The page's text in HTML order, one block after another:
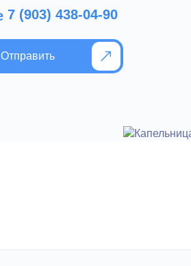
7 (903) 438-04-90
Отправить